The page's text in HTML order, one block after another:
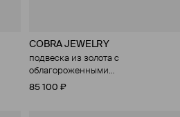
COBRA JEWELRY
подвеска из золота с
облагороженными
бриллиантами
85 100 ₽